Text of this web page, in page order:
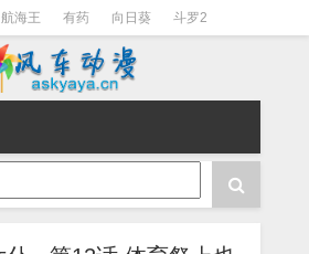
航海王 有药 向日葵 斗罗2
人 柯南 阴阳师